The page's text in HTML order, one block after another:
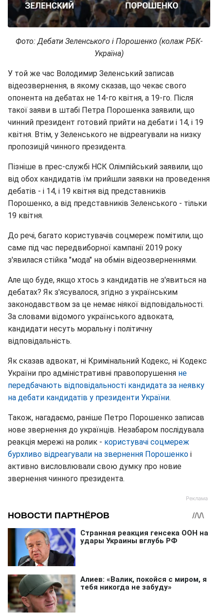
Фото: Дебати Зеленського і Порошенко (колаж РБК-
Україна)
У той же час Володимир Зеленський записав
відеозвернення, в якому сказав, що чекає свого
опонента на дебатах не 14-го квітня, а 19-го. Після
такої заяви в штабі Петра Порошенка заявили, що
чинний президент готовий прийти на дебати і 14, і 19
квітня. Втім, у Зеленського не відреагували на низку
пропозицій чинного президента.
Пізніше в прес-службі НСК Олімпійський заявили, що
від обох кандидатів їм прийшли заявки на проведення
дебатів - і 14, і 19 квітня від представників
Порошенко, а від представників Зеленського - тільки
19 квітня.
До речі, багато користувачів соцмереж помітили, що
саме під час передвиборної кампанії 2019 року
з'явилася стійка "мода" на обмін відеозверненнями.
Але що буде, якщо хтось з кандидатів не з'явиться на
дебатах? Як з'ясувалося, згідно з українським
законодавством за це немає ніякої відповідальності.
За словами відомого українського адвоката,
кандидати несуть моральну і політичну
відповідальність.
Як сказав адвокат, ні Кримінальний Кодекс, ні Кодекс
України про адміністративні правопорушення не
передбачають відповідальності кандидата за неявку
на дебати кандидатів у президенти України.
Також, нагадаємо, раніше Петро Порошенко записав
нове звернення до українців. Незабаром послідувала
реакція мережі на ролик - користувачі соцмереж
бурхливо відреагували на звернення Порошенко і
активно висловлювали свою думку про новие
звернення чинного президента.